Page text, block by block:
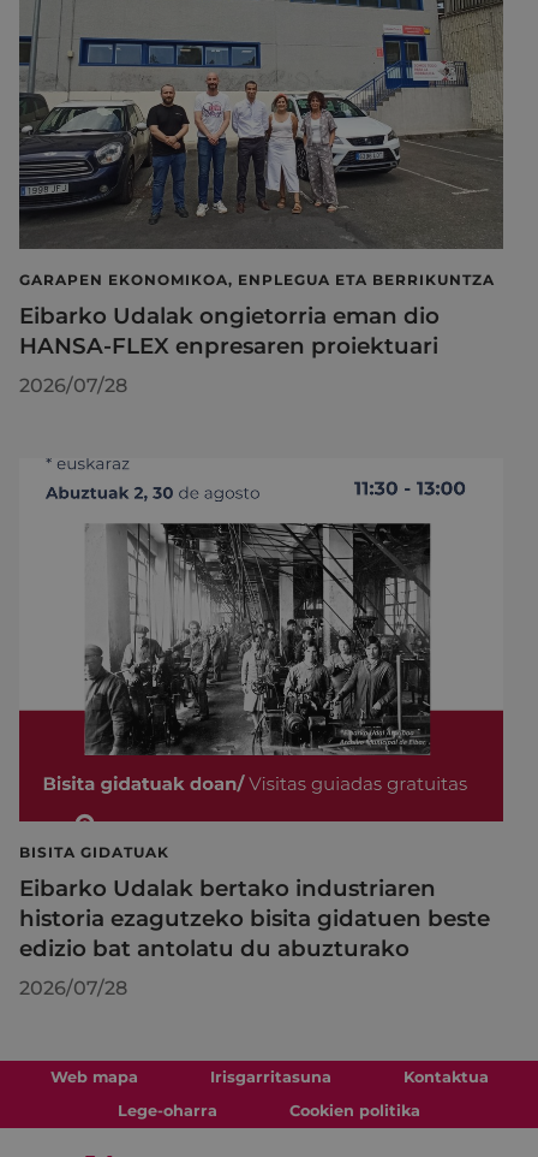
GARAPEN EKONOMIKOA, ENPLEGUA ETA BERRIKUNTZA
Eibarko Udalak ongietorria eman dio
HANSA-FLEX enpresaren proiektuari
2026/07/28
BISITA GIDATUAK
Eibarko Udalak bertako industriaren
historia ezagutzeko bisita gidatuen beste
edizio bat antolatu du abuzturako
2026/07/28
Web mapa Irisgarritasuna
Kontaktua
Lege-oharra
Cookien politika